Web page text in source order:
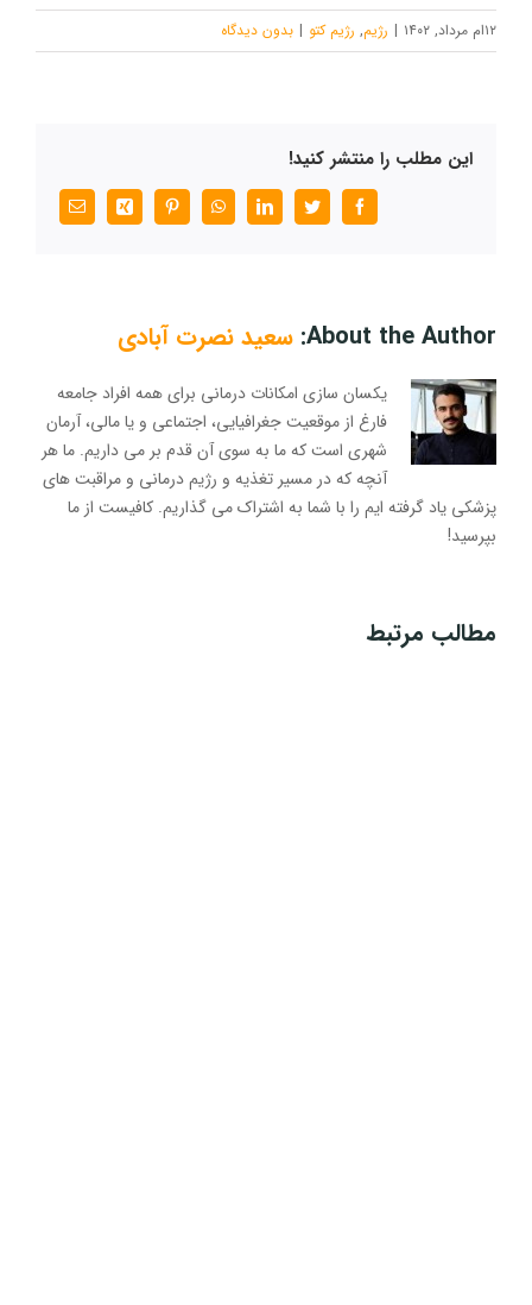
۱۲ام مرداد, ۱۴۰۲ | رژیم, رژیم کتو | بدون ديدگاه
این مطلب را منتشر کنید!
Facebook
Twitter
LinkedIn
WhatsApp
Pinterest
Xing
پست
الکترونیک
About the Author: سعید نصرت آبادی
یکسان سازی امکانات درمانی برای همه افراد جامعه
فارغ از موقعیت جغرافیایی، اجتماعی و یا مالی، آرمان
شهری است که ما به سوی آن قدم بر می داریم. ما هر
آنچه که در مسیر تغذیه و رژیم درمانی و مراقبت های
پزشکی یاد گرفته ایم را با شما به اشتراک می گذاریم. کافیست از ما
بپرسید!
مطالب مرتبط